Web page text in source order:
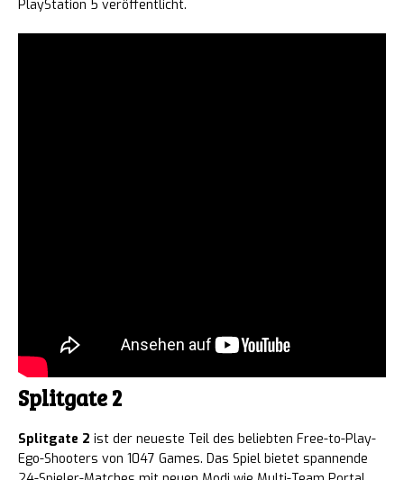
PlayStation 5 veröffentlicht.
Splitgate 2
Splitgate 2 ist der neueste Teil des beliebten Free-to-Play-
Ego-Shooters von 1047 Games. Das Spiel bietet spannende